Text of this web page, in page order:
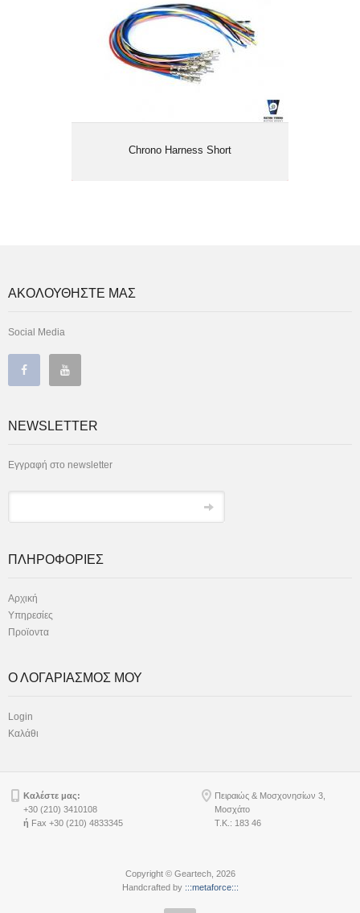
Chrono Harness Short
ΑΚΟΛΟΥΘΗΣΤΕ ΜΑΣ
Social Media
NEWSLETTER
Εγγραφή στο newsletter
ΠΛΗΡΟΦΟΡΙΕΣ
Αρχική
Υπηρεσίες
Προϊοντα
Ο ΛΟΓΑΡΙΑΣΜΟΣ ΜΟΥ
Login
Καλάθι
Καλέστε μας:
+30 (210) 3410108
ή Fax +30 (210) 4833345
Πειραιώς & Μοσχονησίων 3,
Μοσχάτο
Τ.Κ.: 183 46
Copyright © Geartech, 2026
Handcrafted by :::metaforce:::